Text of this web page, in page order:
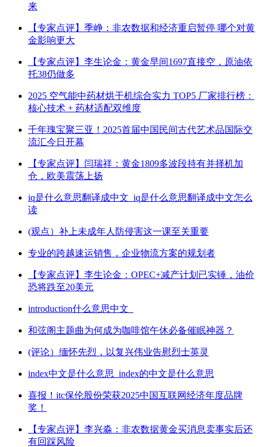
来
【专家点评】季峥：非农数据和经济重启暂停 哪个对黄
金影响更大
【专家点评】李生论金：黄金早间1697直接空，原油依
托38仍做多
2025 空气能中药材烘干机综合实力 TOP5 厂家排行榜：
核心技术 + 药材适配双维度
千年瑰宝聚三亚！2025首届中国民间古代艺术品国际交
流汇今日开幕
【专家点评】闫瑞祥：黄金1809多波段持有并择机加
仓，欧美震荡上扬
iq是什么意思翻译成中文_iq是什么意思翻译成中文怎么
读
(观点）补上未成年人防侵害这一课至关重要
专业的跨越速运销售，企业物流方案的规划者
【专家点评】李生论金：OPEC+减产计划已实锤，油价
恐将跌至20美元
introduction什么意思中文_
和弦阁主题曲为何成为咖啡馆午休必备催眠神器？
(评论）缅怀先烈，以复兴伟业告慰烈士英灵
index中文是什么意思_index的中文是什么意思
喜报！itc保伦股份荣获2025中国互联网经济年度品牌
奖！
【专家点评】李兴淼：非农数据黄金买消息卖事实后还
有回踩风险